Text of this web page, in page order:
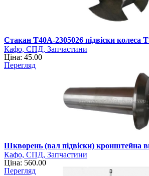
Стакан Т40А-2305026 підвіски колеса
Кафо, СПД, Запчастини
Ціна: 45.00
Перегляд
Шкворень (вал підвіски) кронштейна
Кафо, СПД, Запчастини
Ціна: 560.00
Перегляд